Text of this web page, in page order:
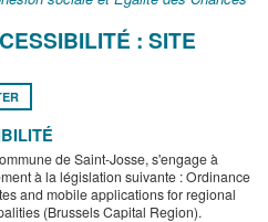
: SITE
de Saint-Josse, s'engage à
à la législation suivante : Ordinance
and mobile applications for regional
(Brussels Capital Region).